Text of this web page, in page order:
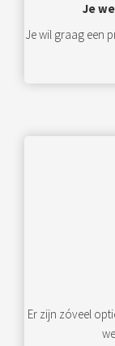
Je
Je wil graag een
Er zijn zóveel